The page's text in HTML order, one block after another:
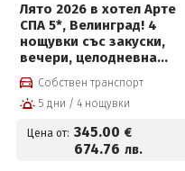
Лято 2026 в хотел Арте
СПА 5*, Велинград! 4
нощувки със закуски,
вечери, целодневна
детска анимация,
вътрешен и външен
басейн с минерална вода
и СПА пакет и Безплатно
за деца до 12 г
Собствен транспорт
5 дни / 4 нощувки
Цена от: 345.00 €
674.76 лв.